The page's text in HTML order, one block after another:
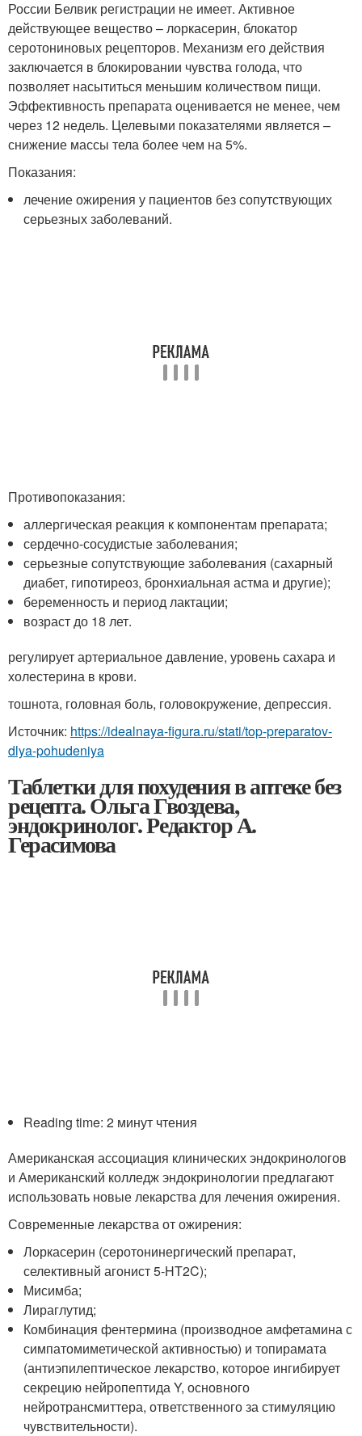
России Белвик регистрации не имеет. Активное
действующее вещество – лоркасерин, блокатор
серотониновых рецепторов. Механизм его действия
заключается в блокировании чувства голода, что
позволяет насытиться меньшим количеством пищи.
Эффективность препарата оценивается не менее, чем
через 12 недель. Целевыми показателями является –
снижение массы тела более чем на 5%.
Показания:
лечение ожирения у пациентов без сопутствующих
серьезных заболеваний.
Противопоказания:
аллергическая реакция к компонентам препарата;
сердечно-сосудистые заболевания;
серьезные сопутствующие заболевания (сахарный
диабет, гипотиреоз, бронхиальная астма и другие);
беременность и период лактации;
возраст до 18 лет.
регулирует артериальное давление, уровень сахара и
холестерина в крови.
тошнота, головная боль, головокружение, депрессия.
Источник: https://idealnaya-figura.ru/stati/top-preparatov-
dlya-pohudeniya
Таблетки для похудения в аптеке без
рецепта. Ольга Гвоздева,
эндокринолог. Редактор А.
Герасимова
Reading time: 2 минут чтения
Американская ассоциация клинических эндокринологов
и Американский колледж эндокринологии предлагают
использовать новые лекарства для лечения ожирения.
Современные лекарства от ожирения:
Лоркасерин (серотонинергический препарат,
селективный агонист 5-HT2C);
Мисимба;
Лираглутид;
Комбинация фентермина (производное амфетамина с
симпатомиметической активностью) и топирамата
(антиэпилептическое лекарство, которое ингибирует
секрецию нейропептида Y, основного
нейротрансмиттера, ответственного за стимуляцию
чувствительности).